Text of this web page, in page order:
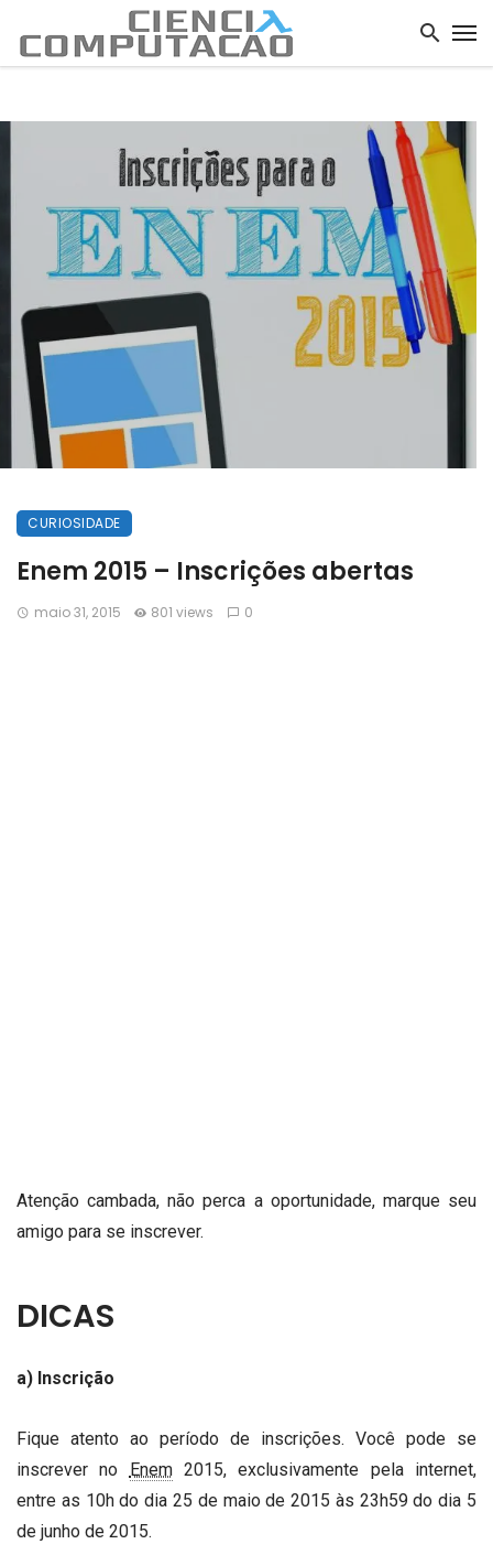
CURIOSIDADE
Enem 2015 – Inscrições abertas
maio 31, 2015 801 views 0
Atenção cambada, não perca a oportunidade, marque seu
amigo para se inscrever.
DICAS
a) Inscrição
Fique atento ao período de inscrições. Você pode se
inscrever no Enem2015, exclusivamente pela internet,
entre as 10h do dia 25 de maio de 2015 às 23h59 do dia 5
de junho de 2015.